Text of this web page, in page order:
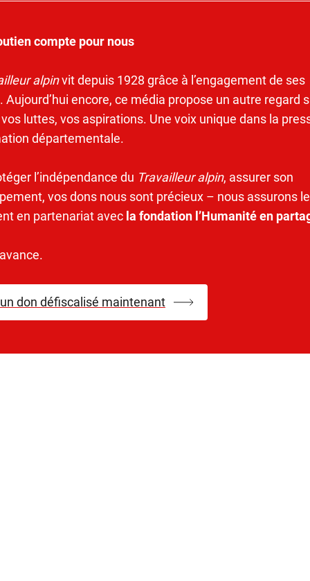
compte pour nous
alpinvit depuis 1928 grâce à l’engagement de ses
Aujourd’hui encore, ce média propose un autre regard
luttes, vos aspirations. Une voix unique dans la
départementale.
l’indépendance du Travailleur alpin, assurer son
vos dons nous sont précieux – nous assurons
en partenariat avec la fondation l’Humanité en
don défiscalisé maintenant